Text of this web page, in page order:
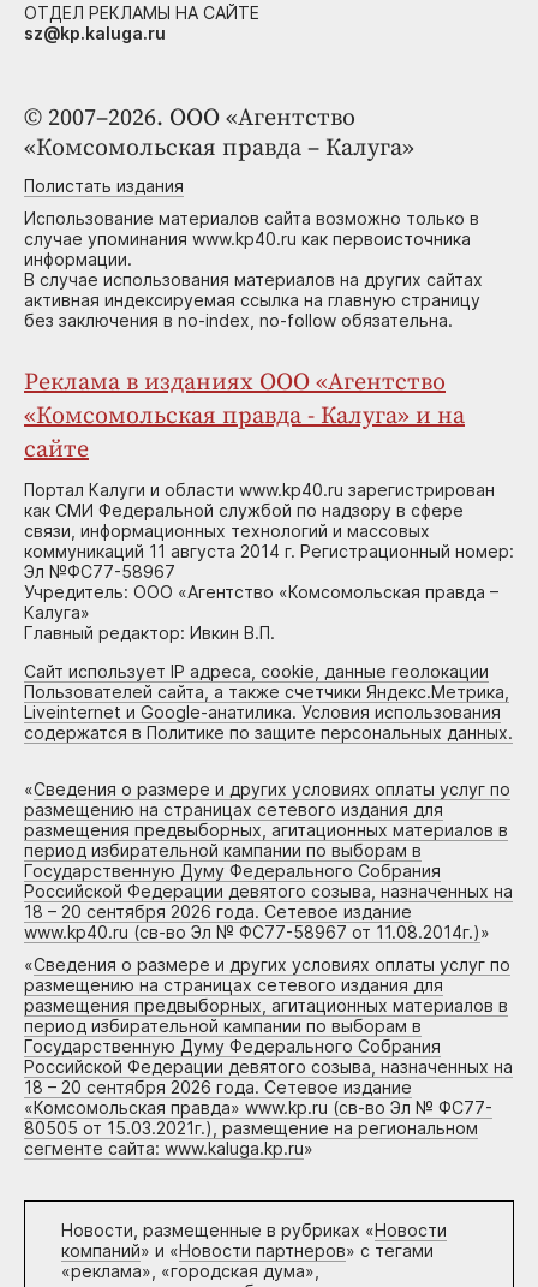
© 2007–2026. ООО «Агентство
«Комсомольская правда – Калуга»
Полистать издания
Использование материалов сайта возможно только в
случае упоминания www.kp40.ru как первоисточника
информации.
В случае использования материалов на других сайтах
активная индексируемая ссылка на главную страницу
без заключения в no-index, no-follow обязательна.
Реклама в изданиях ООО «Агентство
«Комсомольская правда - Калуга» и на
сайте
Портал Калуги и области www.kp40.ru зарегистрирован
как СМИ Федеральной службой по надзору в сфере
связи, информационных технологий и массовых
коммуникаций 11 августа 2014 г. Регистрационный номер:
Эл №ФС77-58967
Учредитель: ООО «Агентство «Комсомольская правда –
Калуга»
Главный редактор: Ивкин В.П.
Сайт использует IP адреса, cookie, данные геолокации
Пользователей сайта, а также счетчики Яндекс.Метрика,
Liveinternet и Google-анатилика. Условия использования
содержатся в Политике по защите персональных данных.
«Сведения о размере и других условиях оплаты услуг по
размещению на страницах сетевого издания для
размещения предвыборных, агитационных материалов в
период избирательной кампании по выборам в
Государственную Думу Федерального Собрания
Российской Федерации девятого созыва, назначенных на
18 – 20 сентября 2026 года. Сетевое издание
www.kp40.ru (св-во Эл № ФС77-58967 от 11.08.2014г.)»
«Сведения о размере и других условиях оплаты услуг по
размещению на страницах сетевого издания для
размещения предвыборных, агитационных материалов в
период избирательной кампании по выборам в
Государственную Думу Федерального Собрания
Российской Федерации девятого созыва, назначенных на
18 – 20 сентября 2026 года. Сетевое издание
«Комсомольская правда» www.kp.ru (св-во Эл № ФС77-
80505 от 15.03.2021г.), размещение на региональном
сегменте сайта: www.kaluga.kp.ru»
Новости, размещенные в рубриках «Новости
компаний» и «Новости партнеров» с тегами
«реклама», «городская дума»,
ОТДЕЛ РЕКЛАМЫ НА САЙТЕ
sz@kp.kaluga.ru